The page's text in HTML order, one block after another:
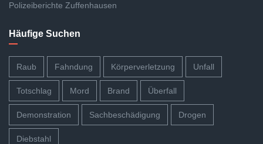
Polizeiberichte Zuffenhausen
Häufige Suchen
Raub Fahndung Körperverletzung Unfall
Totschlag Mord Brand Überfall
Demonstration Sachbeschädigung Drogen
Diebstahl